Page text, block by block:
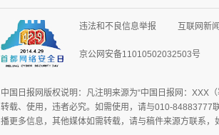
违法和不良信息举报 互联网新
京公网安备11010502032503号
中国日报网版权说明：凡注明来源为“中国日报网：XXX
转载、使用，违者必究。如需使用，请与010-84883777
播更多信息，其他媒体如需转载，请与稿件来源方联系，